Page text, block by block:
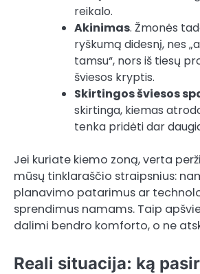
reikalo.
Akinimas. Žmonės
ryškumą didesnį, nes
tamsu“, nors iš tiesų
šviesos kryptis.
Skirtingos šviesos
skirtinga, kiemas
tenka pridėti dar
Jei kuriate kiemo zoną, verta
mūsų tinklaraščio straipsnius:
planavimo patarimus ar
sprendimus namams. Taip
dalimi bendro komforto, o ne
Reali situacija: ką